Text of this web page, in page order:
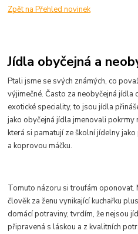
Zpět na Přehled novinek
Jídla obyčejná a
Ptali jsme se svých známých, co
výjimečné. Často za neobyčejná jídla
exotické speciality, to jsou jídla
jako obyčejná jídla jmenovali pokrmy
která si pamatují ze školní jídelny
a koprovou máčku.
Tomuto názoru si troufám oponovat.
člověk za ženu vynikající kuchařku
domácí potraviny, tvrdím, že nejsou
připravená s láskou a z kvalitních